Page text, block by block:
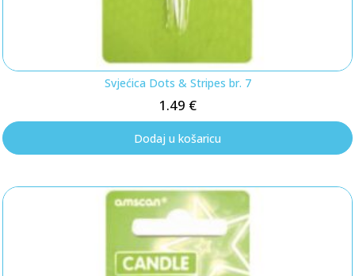
Svjećica Dots & Stripes br. 7
1.49 €
Dodaj u košaricu